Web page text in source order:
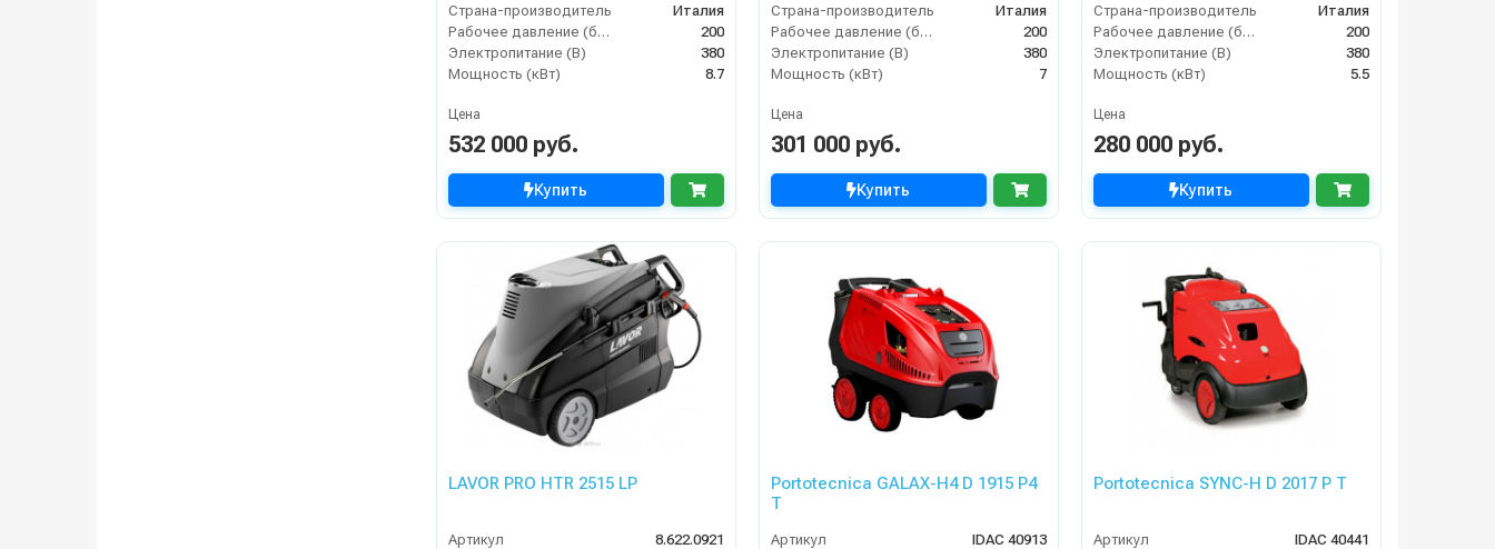
Страна-производитель
Италия
Рабочее давление (бар)
200
Электропитание (В)
380
Мощность (кВт)
8.7
Цена
532 000 руб.
Купить
Страна-производитель
Италия
Рабочее давление (бар)
200
Электропитание (В)
380
Мощность (кВт)
7
Цена
301 000 руб.
Купить
Страна-производитель
Италия
Рабочее давление (бар)
200
Электропитание (В)
380
Мощность (кВт)
5.5
Цена
280 000 руб.
Купить
LAVOR PRO HTR 2515 LP
Артикул
8.622.0921
Portotecnica GALAX-H4 D 1915 P4
T
Артикул
IDAC 40913
Portotecnica SYNC-H D 2017 P T
Артикул
IDAC 40441